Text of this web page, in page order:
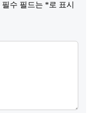
필수 필드는 *로 표시